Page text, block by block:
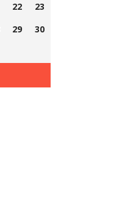
22
23
29
30